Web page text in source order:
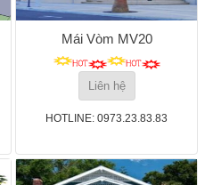
Mái Vòm MV20
Liên hệ
HOTLINE: 0973.23.83.83